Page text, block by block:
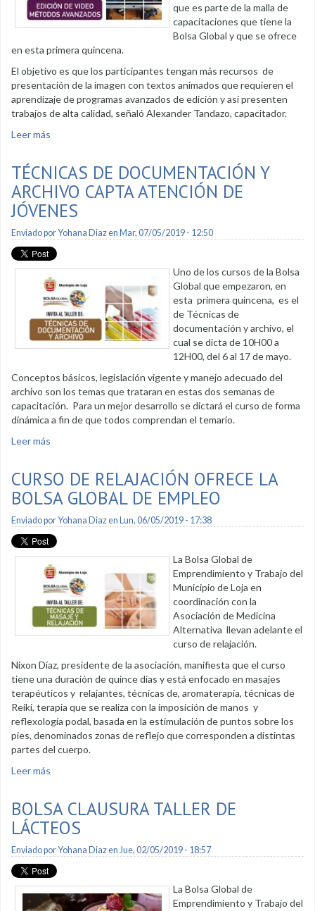
que es parte de la malla de
capacitaciones que tiene la
Bolsa Global y que se ofrece
en esta primera quincena.
El objetivo es que los participantes tengan más recursos de
presentación de la imagen con textos animados que requieren el
aprendizaje de programas avanzados de edición y así presenten
trabajos de alta calidad, señaló Alexander Tandazo, capacitador.
Leer más
TÉCNICAS DE DOCUMENTACIÓN Y
ARCHIVO CAPTA ATENCIÓN DE
JÓVENES
Enviado porYohana Diazen Mar, 07/05/2019 - 12:50
Uno de los cursos de la Bolsa
Global que empezaron, en
esta primera quincena, es el
de Técnicas de
documentación y archivo, el
cual se dicta de 10H00 a
12H00, del 6 al 17 de mayo.
Conceptos básicos, legislación vigente y manejo adecuado del
archivo son los temas que trataran en estas dos semanas de
capacitación. Para un mejor desarrollo se dictará el curso de forma
dinámica a fin de que todos comprendan el temario.
Leer más
CURSO DE RELAJACIÓN OFRECE LA
BOLSA GLOBAL DE EMPLEO
Enviado porYohana Diazen Lun, 06/05/2019 - 17:38
La Bolsa Global de
Emprendimiento y Trabajo del
Municipio de Loja en
coordinación con la
Asociación de Medicina
Alternativa llevan adelante el
curso de relajación.
Nixon Díaz, presidente de la asociación, manifiesta que el curso
tiene una duración de quince días y está enfocado en masajes
terapéuticos y relajantes, técnicas de, aromaterapia, técnicas de
Reiki, terapia que se realiza con la imposición de manos y
reflexología podal, basada en la estimulación de puntos sobre los
pies, denominados zonas de reflejo que corresponden a distintas
partes del cuerpo.
Leer más
BOLSA CLAUSURA TALLER DE
LÁCTEOS
Enviado porYohana Diazen Jue, 02/05/2019 - 18:57
La Bolsa Global de
Emprendimiento y Trabajo del